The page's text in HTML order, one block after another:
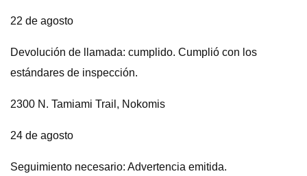
22 de agosto
Devolución de llamada: cumplido. Cumplió con los
estándares de inspección.
2300 N. Tamiami Trail, Nokomis
24 de agosto
Seguimiento necesario: Advertencia emitida.